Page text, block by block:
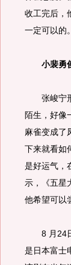
收工完后，
一定可以的
小裴勇
张峻宁形
陌生，好像
麻雀变成了
下来就看如
是好运气，
示，《五星
他希望可以
8 月24
是日本富士